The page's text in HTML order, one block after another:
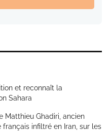
et reconnaît la
Sahara
Matthieu Ghadiri, ancien
infiltré en Iran, sur les